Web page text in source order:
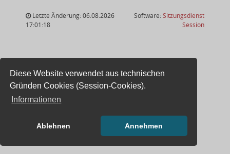
Diese Website verwendet aus technischen
Gründen Cookies (Session-Cookies).
Informationen
Ablehnen Annehmen
Letzte Änderung: 06.08.2026
17:01:18
Software:Sitzungsdienst
Session(Wird in